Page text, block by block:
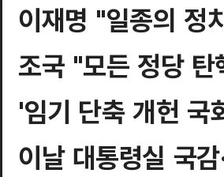
이재명 "일종의 정
조국 "모든 정당
'임기 단축 개헌 국
이날 대통령실 국